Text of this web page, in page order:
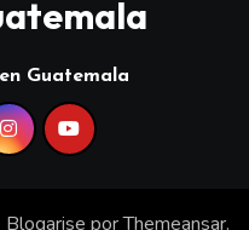
Guatemala
Blogarise porThemeansar.